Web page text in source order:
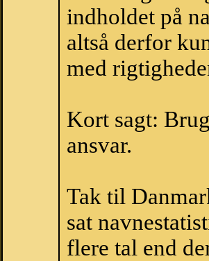
indholdet på
altså derfor
med
Kort sagt:
ansvar.
Tak til
sat
flere tal end